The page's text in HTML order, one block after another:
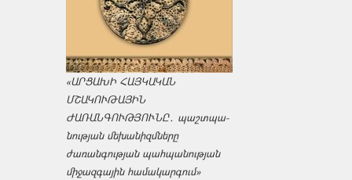
«ԱՐՑԱԽԻ ՀԱՅԿԱԿԱՆ
ՄՇԱԿՈՒԹԱՅԻՆ
ԺԱՌԱՆԳՈՒԹՅՈՒՆԸ․ պաշտպա­
նության մեխանիզմները
ժառանգության պահպանության
միջազ­գային համակարգում»